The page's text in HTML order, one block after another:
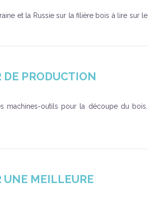
et la Russie sur la filière bois à lire sur le
DE PRODUCTION
machines-outils pour la découpe du bois.
UNE MEILLEURE